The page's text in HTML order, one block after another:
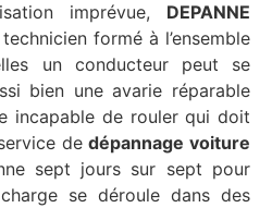
imprévue, DEPANNE
formé à l’ensemble
un conducteur peut se
bien une avarie réparable
incapable de rouler qui doit
dedépannage voiture
sept jours sur sept pour
se déroule dans des